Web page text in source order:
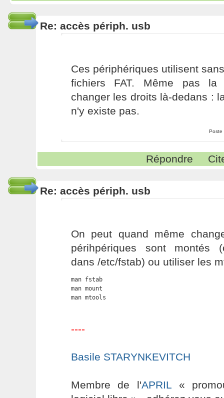
Re: accès périph. usb
Ces périphériques utilisent
fichiers FAT. Même pas la
changer les droits là-dedans :
n'y existe pas.
Poste
Répondre
Re: accès périph. usb
On peut quand même
périhpériques sont montés
dans /etc/fstab) ou utiliser les
man fstab
man mount
man mtools
----
Basile STARYNKEVITCH
Membre de l'APRIL «